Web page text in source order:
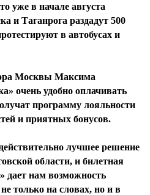
уже в начале августа
и Таганрога раздадут 500
в автобусах и
Москвы Максима
очень удобно оплачивать
программу лояльности
и приятных бонусов.
лучшее решение
области, и билетная
дает нам возможность
только на словах, но и в